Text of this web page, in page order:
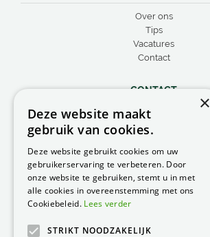
Over ons
Tips
Vacatures
Contact
CONTACT
Peacock Garden Supports
Industrieweg 22
Nederland
0499 57 40 80
F. 0499 57 40 84
E.peacock@peacock.nl
×
Deze website maakt
gebruik van cookies.
Deze website gebruikt cookies om uw
gebruikerservaring te verbeteren. Door
onze website te gebruiken, stemt u in met
alle cookies in overeenstemming met ons
Cookiebeleid. Lees verder
STRIKT NOODZAKELIJK